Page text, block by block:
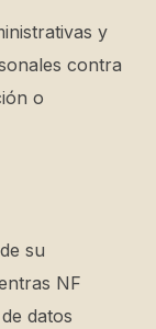
y
contra
o
su
NF
datos